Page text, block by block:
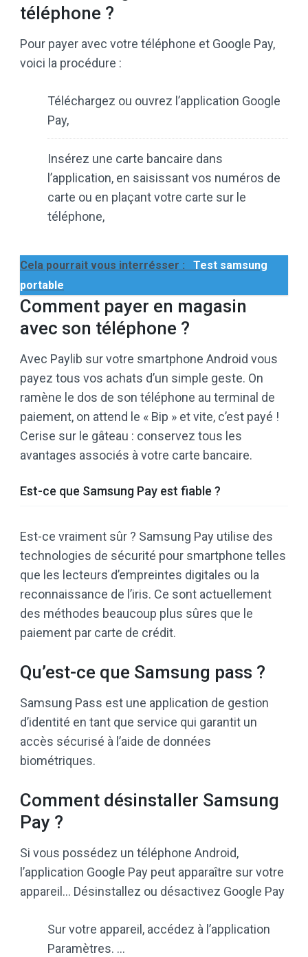
téléphone ?
Pour payer avec votre téléphone et Google Pay,
voici la procédure :
Téléchargez ou ouvrez l’application Google
Pay,
Insérez une carte bancaire dans
l’application, en saisissant vos numéros de
carte ou en plaçant votre carte sur le
téléphone,
Cela pourrait vous interrésser :
Test samsung
portable
Comment payer en magasin
avec son téléphone ?
Avec Paylib sur votre smartphone Android vous
payez tous vos achats d’un simple geste. On
ramène le dos de son téléphone au terminal de
paiement, on attend le « Bip » et vite, c’est payé !
Cerise sur le gâteau : conservez tous les
avantages associés à votre carte bancaire.
Est-ce que Samsung Pay est fiable ?
Est-ce vraiment sûr ? Samsung Pay utilise des
technologies de sécurité pour smartphone telles
que les lecteurs d’empreintes digitales ou la
reconnaissance de l’iris. Ce sont actuellement
des méthodes beaucoup plus sûres que le
paiement par carte de crédit.
Qu’est-ce que Samsung pass ?
Samsung Pass est une application de gestion
d’identité en tant que service qui garantit un
accès sécurisé à l’aide de données
biométriques.
Comment désinstaller Samsung
Pay ?
Si vous possédez un téléphone Android,
l’application Google Pay peut apparaître sur votre
appareil… Désinstallez ou désactivez Google Pay
Sur votre appareil, accédez à l’application
Paramètres. …